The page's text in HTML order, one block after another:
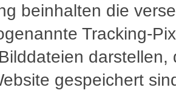
beinhalten die
Tracking-
darstellen,
gespeichert